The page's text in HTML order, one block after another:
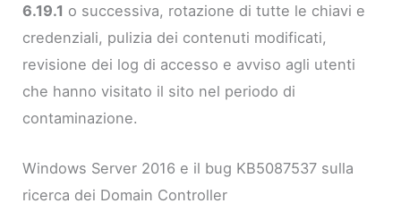
6.19.1 o successiva, rotazione di tutte le chiavi e
credenziali, pulizia dei contenuti modificati,
revisione dei log di accesso e avviso agli utenti
che hanno visitato il sito nel periodo di
contaminazione.
Windows Server 2016 e il bug KB5087537 sulla
ricerca dei Domain Controller